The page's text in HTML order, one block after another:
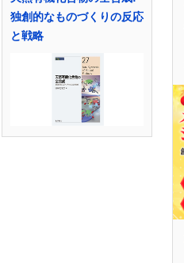
独創的なものづくりの反応
と戦略